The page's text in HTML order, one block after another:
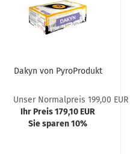
Dakyn von PyroProdukt
Unser Normalpreis 199,00 EUR
Ihr Preis 179,10 EUR
Sie sparen 10%